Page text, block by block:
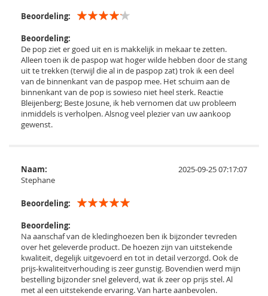
Beoordeling:
Beoordeling:
De pop ziet er goed uit en is makkelijk in mekaar te zetten.
Alleen toen ik de paspop wat hoger wilde hebben door de stang
uit te trekken (terwijl die al in de paspop zat) trok ik een deel
van de binnenkant van de paspop mee. Het schuim aan de
binnenkant van de pop is sowieso niet heel sterk. Reactie
Bleijenberg; Beste Josune, ik heb vernomen dat uw probleem
inmiddels is verholpen. Alsnog veel plezier van uw aankoop
gewenst.
2025-09-25 07:17:07
Naam:
Stephane
Beoordeling:
Beoordeling:
Na aanschaf van de kledinghoezen ben ik bijzonder tevreden
over het geleverde product. De hoezen zijn van uitstekende
kwaliteit, degelijk uitgevoerd en tot in detail verzorgd. Ook de
prijs-kwaliteitverhouding is zeer gunstig. Bovendien werd mijn
bestelling bijzonder snel geleverd, wat ik zeer op prijs stel. Al
met al een uitstekende ervaring. Van harte aanbevolen.